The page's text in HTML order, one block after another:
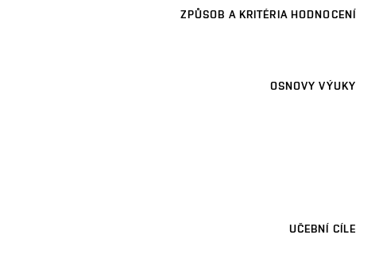
ZPŮSOB A KRITÉRIA HODNOCENÍ
OSNOVY VÝUKY
UČEBNÍ CÍLE